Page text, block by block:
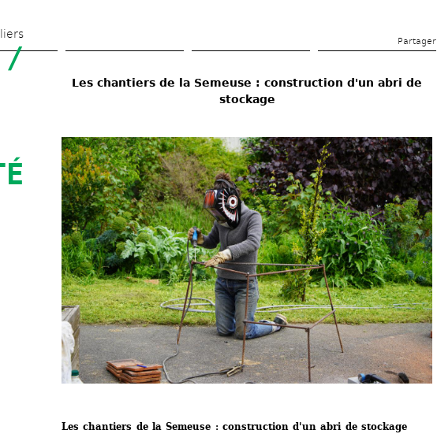
contenu
Partager
/
Les chantiers de la Semeuse : construction d'un abri de
stockage
Les chantiers de la Semeuse : construction d'un abri de stockage